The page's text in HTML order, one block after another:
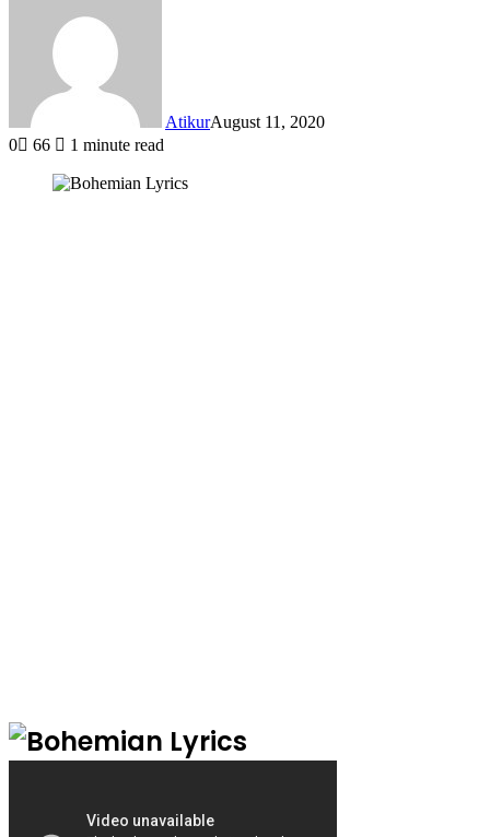
AtikurAugust 11, 2020
0
66 1 minute read